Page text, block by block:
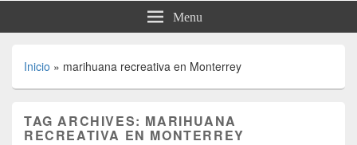
Menu
Inicio » marihuana recreativa en Monterrey
TAG ARCHIVES: MARIHUANA
RECREATIVA EN MONTERREY